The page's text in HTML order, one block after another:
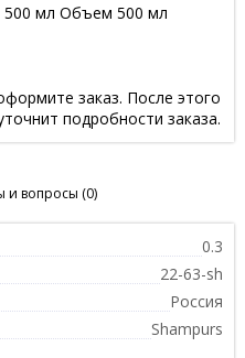
500 мл Объем 500 мл
заказ. После этого
подробности заказа.
и вопросы (0)
0.3
22-63-sh
Россия
Shampurs